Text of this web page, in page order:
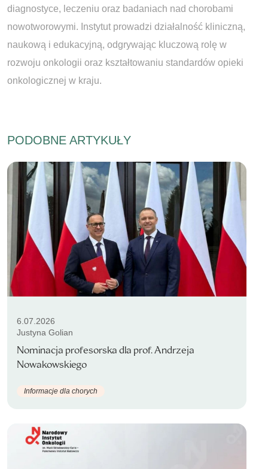
diagnostyce, leczeniu oraz badaniach nad chorobami
nowotworowymi. Instytut prowadzi działalność kliniczną,
naukową i edukacyjną, odgrywając kluczową rolę w
rozwoju onkologii oraz kształtowaniu standardów opieki
onkologicznej w kraju.
PODOBNE ARTYKUŁY
6.07.2026
Justyna Golian
Nominacja profesorska dla prof. Andrzeja
Nowakowskiego
Informacje dla chorych